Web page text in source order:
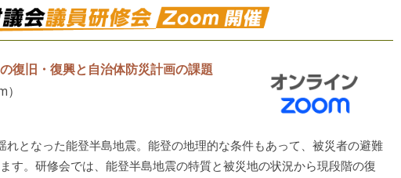
復旧・復興と自治体防災計画の課題
れとなった能登半島地震。能登の地理的な条件もあって、被災者の避難
す。研修会では、能登半島地震の特質と被災地の状況から現段階の復